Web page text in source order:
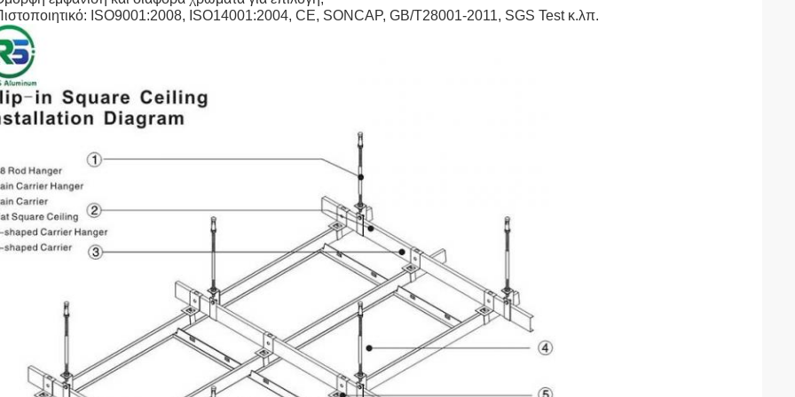
ISO9001:2008, ISO14001:2004, CE, SONCAP, GB/T28001-2011, SGS Test κ.λπ.